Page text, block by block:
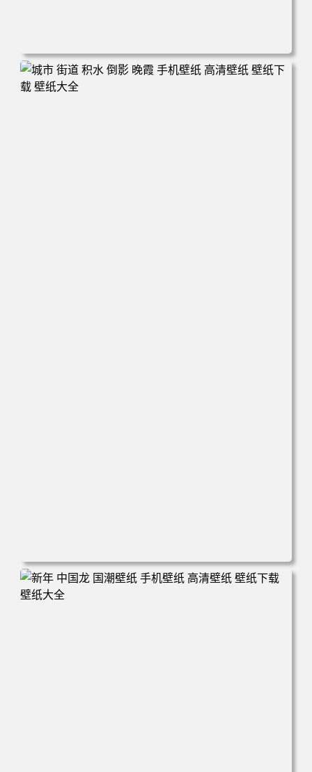
电脑壁纸 万圣节cos幽灵娘杏子夫人 手机高清壁纸 高清壁纸
壁纸下载 壁纸大全
电脑壁纸 城市 街道 积水 倒影 晚霞 手机壁纸 高清壁纸 壁纸
下载 壁纸大全